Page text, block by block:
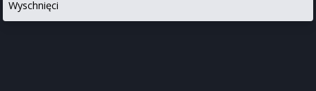
Wyschnięci